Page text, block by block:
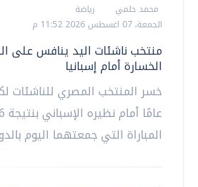
محمد حلمي
رياضة
الجمعة، 07 اغسطس 2026 11:52 م
منتخب ناشئات اليد ينافس على
الخسارة أمام إسبانيا
المباراة التي جمعتهما اليوم